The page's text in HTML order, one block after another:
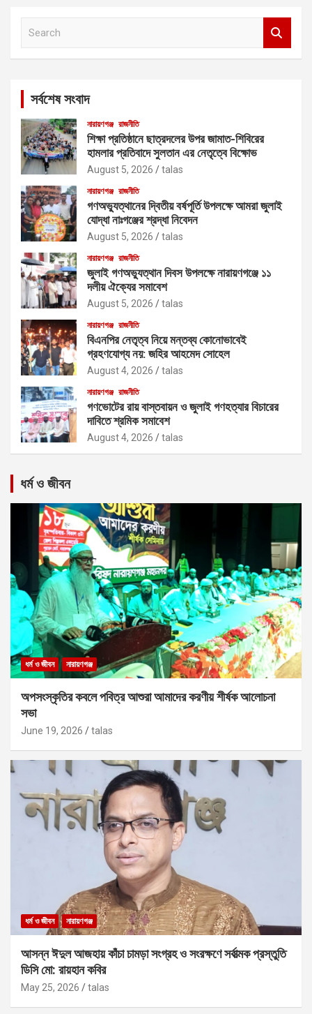
সর্বশেষ সংবাদ
নারায়ণগঞ্জ রাজনীতি
শিক্ষা প্রতিষ্ঠানে ছাত্রদলের উপর জামাত-শিবিরের
হামলার প্রতিবাদে সুলতান এর নেতৃত্বে বিক্ষোভ
August 5, 2026 talas
নারায়ণগঞ্জ রাজনীতি
গণঅভ্যুত্থানের দ্বিতীয় বর্ষপূর্তি উপলক্ষে আমরা জুলাই
যোদ্ধা নাঃগঞ্জের শ্রদ্ধা নিবেদন
August 5, 2026 talas
নারায়ণগঞ্জ রাজনীতি
জুলাই গণঅভ্যুত্থান দিবস উপলক্ষে নারায়ণগঞ্জে ১১
দলীয় ঐক্যের সমাবেশ
August 5, 2026 talas
নারায়ণগঞ্জ রাজনীতি
বিএনপির নেতৃত্ব নিয়ে মন্তব্য কোনোভাবেই
গ্রহণযোগ্য নয়: জহির আহমেদ সোহেল
August 4, 2026 talas
নারায়ণগঞ্জ রাজনীতি
গণভোটের রায় বাস্তবায়ন ও জুলাই গণহত্যার বিচারের
দাবিতে শ্রমিক সমাবেশ
August 4, 2026 talas
ধর্ম ও জীবন
ধর্ম ও জীবন নারায়ণগঞ্জ
অপসংস্কৃতির কবলে পবিত্র আশুরা আমাদের করণীয় শীর্ষক আলোচনা
সভা
June 19, 2026 talas
ধর্ম ও জীবন নারায়ণগঞ্জ
আসন্ন ঈদুল আজহায় কাঁচা চামড়া সংগ্রহ ও সংরক্ষণে সর্বাত্মক প্রস্তুতি
ডিসি মো: রায়হান কবির
May 25, 2026 talas